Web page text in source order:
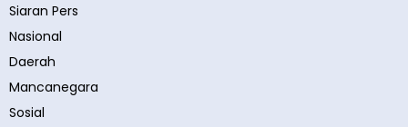
Siaran Pers
Nasional
Daerah
Mancanegara
Sosial